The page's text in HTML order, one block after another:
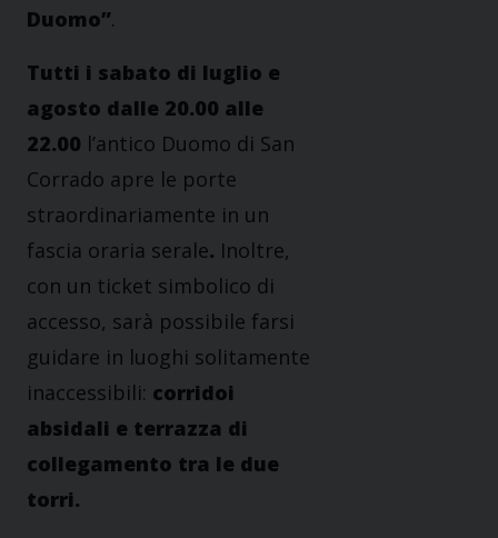
Duomo”.
Tutti i sabato di luglio e
agosto dalle 20.00 alle
22.00 l’antico Duomo di San
Corrado apre le porte
straordinariamente in un
fascia oraria serale. Inoltre,
con un ticket simbolico di
accesso, sarà possibile farsi
guidare in luoghi solitamente
inaccessibili: corridoi
absidali e terrazza di
collegamento tra le due
torri.